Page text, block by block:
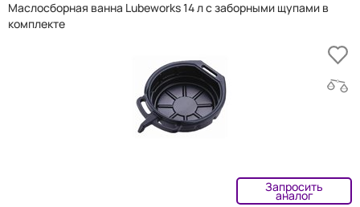
Маслосборная ванна Lubeworks 14 л с заборными щупами в
комплекте
Запросить
аналог